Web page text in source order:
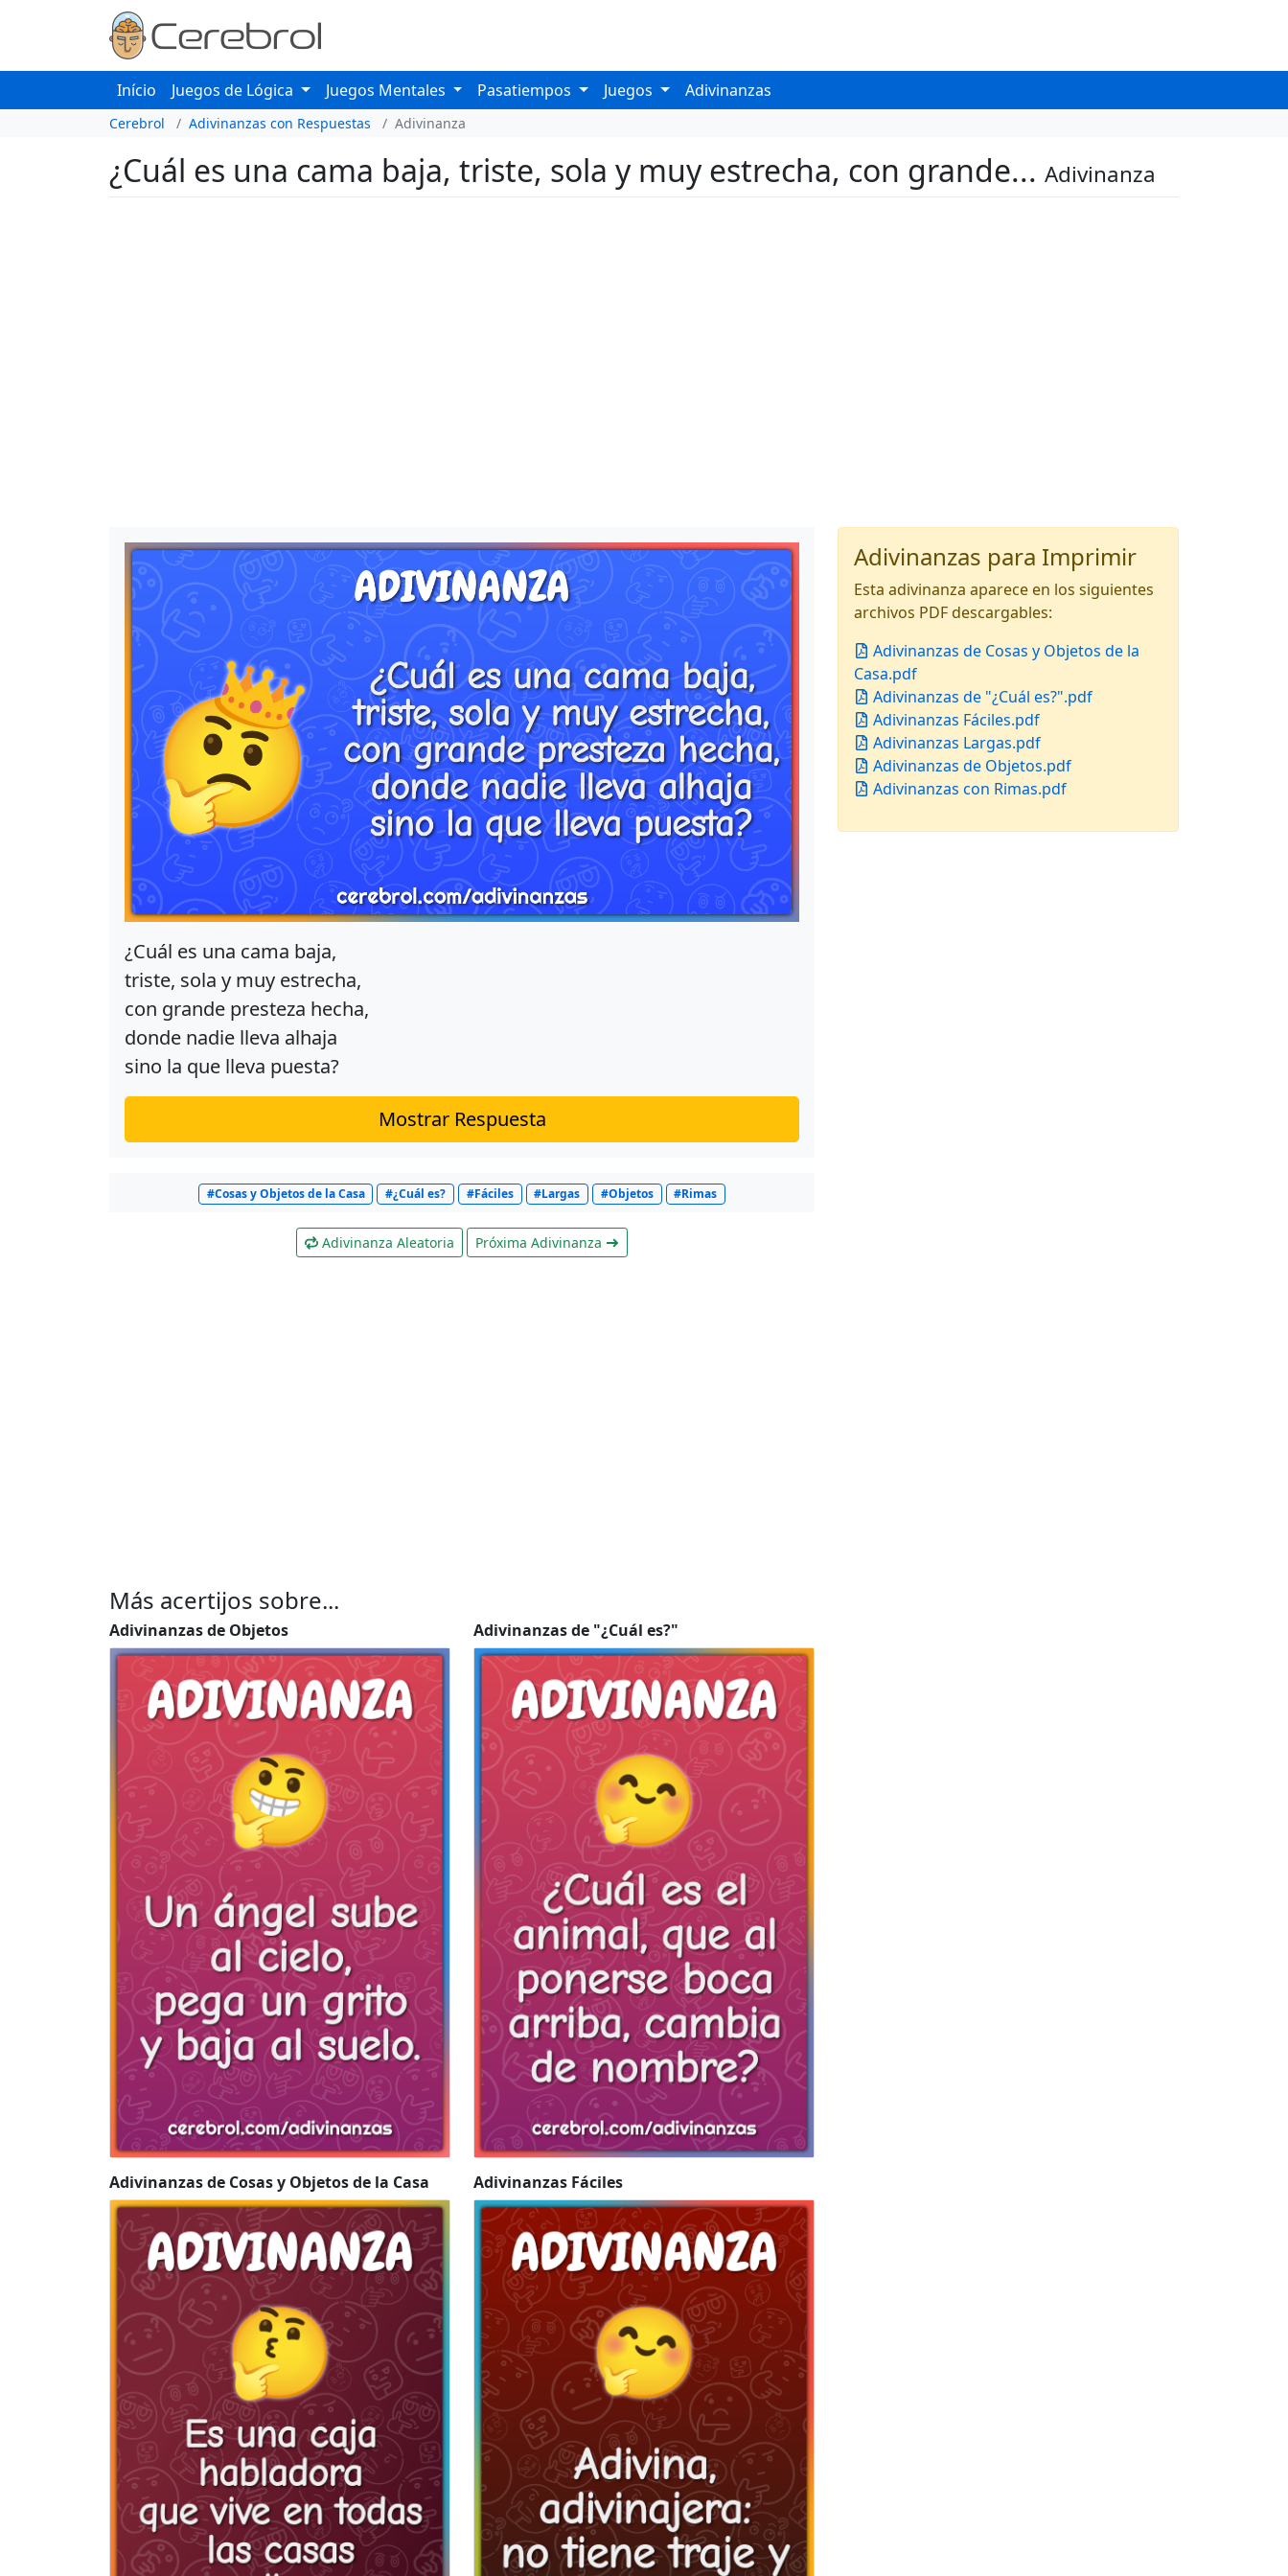
Início Juegos de Lógica Juegos Mentales Pasatiempos Juegos Adivinanzas
Cerebrol Adivinanzas con Respuestas Adivinanza
¿Cuál es una cama baja, triste, sola y muy estrecha, con grande... Adivinanza
¿Cuál es una cama baja,
triste, sola y muy estrecha,
con grande presteza hecha,
donde nadie lleva alhaja
sino la que lleva puesta?
Mostrar Respuesta
#Cosas y Objetos de la Casa #¿Cuál es? #Fáciles #Largas #Objetos #Rimas
Adivinanza Aleatoria Próxima Adivinanza
Adivinanzas para Imprimir
Esta adivinanza aparece en los siguientes
archivos PDF descargables:
Adivinanzas de Cosas y Objetos de la
Casa.pdf
Adivinanzas de "¿Cuál es?".pdf
Adivinanzas Fáciles.pdf
Adivinanzas Largas.pdf
Adivinanzas de Objetos.pdf
Adivinanzas con Rimas.pdf
Más acertijos sobre...
Adivinanzas de Objetos Adivinanzas de "¿Cuál es?"
Adivinanzas de Cosas y Objetos de la Casa Adivinanzas Fáciles